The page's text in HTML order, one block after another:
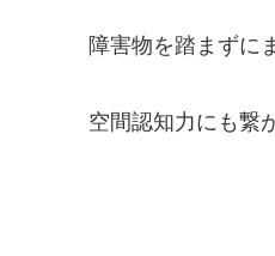
障害物を踏まずに
空間認知力にも繋